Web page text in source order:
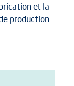
et la
production